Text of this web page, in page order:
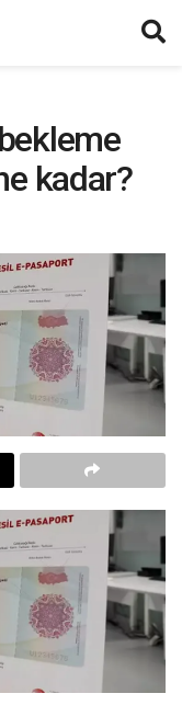
kadar?